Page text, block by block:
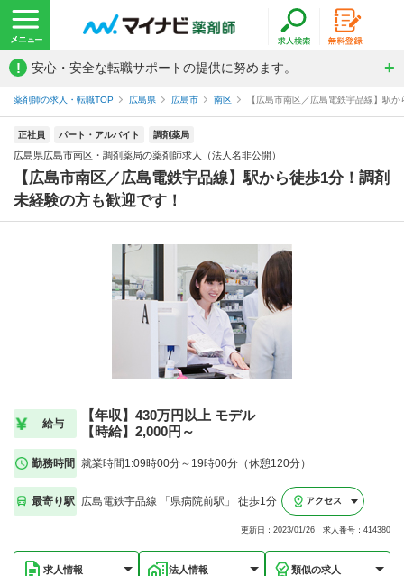
! 安心・安全な転職サポートの提供に努めます。
薬剤師の求人・転職TOP 広島県 広島市 南区 【広島市南区／広島電鉄宇品線】駅
正社員 パート・アルバイト 調剤薬局
広島県広島市南区・調剤薬局の薬剤師求人（法人名非公開）
【広島市南区／広島電鉄宇品線】駅から徒歩1分！調剤
未経験の方も歓迎です！
給与
【年収】430万円以上 モデル
【時給】2,000円～
勤務時間 就業時間1:09時00分～19時00分（休憩120分）
最寄り駅 広島電鉄宇品線 「県病院前駅」 徒歩1分 アクセス
更新日：2023/01/26 求人番号：414380
求人情報 法人情報 類似の求人